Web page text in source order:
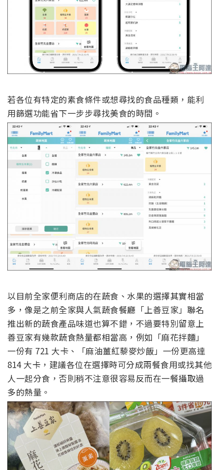
若各位有特定的素食條件或想尋找的食品種類，能利
用篩選功能省下一步步尋找美食的時間。
以目前全家便利商店的在蔬食、水果的選擇其實相當
多，像是之前全家與人氣蔬食餐廳「上善豆家」聯名
推出新的蔬食產品味道也算不錯，不過要特別留意上
善豆家有幾款蔬食熱量都相當高，例如「麻花拌麵」
一份有 721 大卡、「麻油薑紅藜麥炒飯」一份更高達
814 大卡，建議各位在選擇時可分成兩餐食用或找其他
人一起分食，否則稍不注意很容易反而在一餐攝取過
多的熱量。